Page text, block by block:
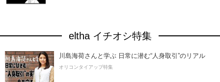
eltha イチオシ特集
川島海荷さんと学ぶ 日常に潜む“人身取引”のリアル
オリコンタイアップ特集